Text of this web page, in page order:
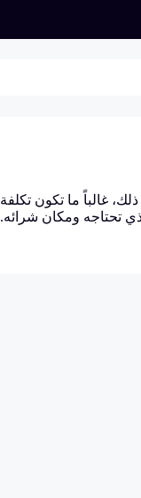
غالباً ما تكون تكلفة
تحتاجه ومكان شرائه.